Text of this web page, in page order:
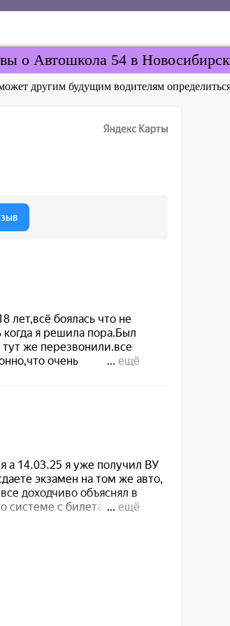
о Автошкола 54 в
другим будущим водителям